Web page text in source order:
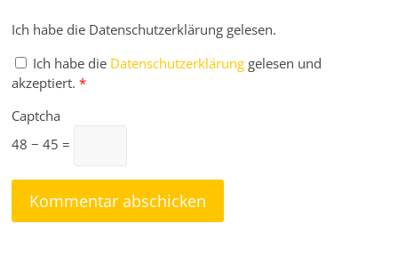
Ich habe die Datenschutzerklärung gelesen.
Ich habe die Datenschutzerklärung gelesen und
akzeptiert. *
Captcha
48 − 45 =